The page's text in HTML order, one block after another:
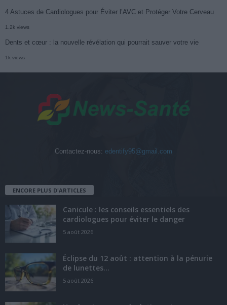
4 Astuces de Cardiologues pour Éviter l’AVC et Protéger Votre Cerveau
1.2k views
Dents et cœur : la nouvelle révélation qui pourrait sauver votre vie
1k views
Contactez-nous: edentify95@gmail.com
ENCORE PLUS D'ARTICLES
Canicule : les conseils essentiels des
cardiologues pour éviter le danger
5 août 2026
Éclipse du 12 août : attention à la pénurie
de lunettes...
5 août 2026